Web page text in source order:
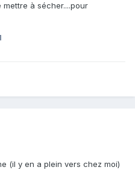
à sécher....pour
(il y en a plein vers chez moi)